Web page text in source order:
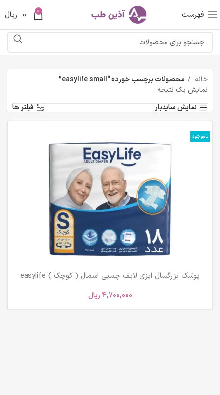
فهرست 0
0 ریال
خانه
محصولات برچسب خورده “easylife small”
نمایش یک نتیجه
نمایش سایدبار
فیلتر ها
ناموجود
پوشک بزرگسال ایزی لایف چسبی اسمال ( کوچک ) easylife
4,700,000 ریال